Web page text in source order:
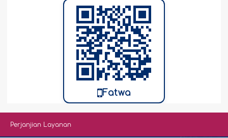
Menyetubuhi Istri yang Belum Mandi dari
Saya menyetubuhi istri saya setelah
darah haidnya berhenti dan sebelum ia
mandi. Saya mengetahui hal itu, akan
tetapi saya tidak bisa menahan diri. Apa
hukumnya? Saya mendengar untuk
masalah ini saya harus membayar
kafarat, yaitu puasa selama dua bulan.
Jika saya tidak mampu berpuasa, apa
Fatwa
Perjanjian Layanan